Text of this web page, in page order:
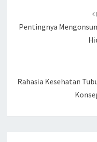
Pentingnya
Rahasia Kesehatan